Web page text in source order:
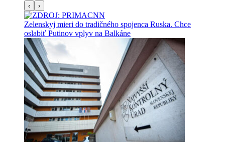
‹ ›
Zelenskyj mieri do tradičného spojenca Ruska. Chce
oslabiť Putinov vplyv na Balkáne